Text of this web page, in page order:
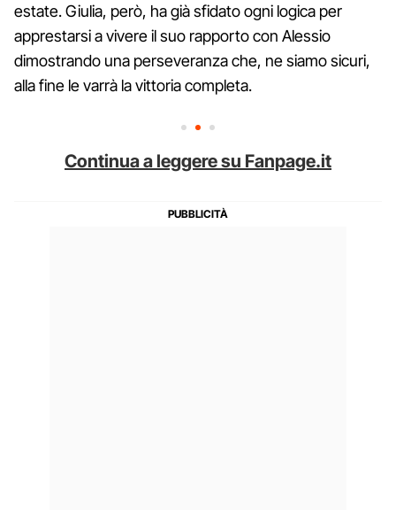
estate. Giulia, però, ha già sfidato ogni logica per
apprestarsi a vivere il suo rapporto con Alessio
dimostrando una perseveranza che, ne siamo sicuri,
alla fine le varrà la vittoria completa.
Continua a leggere su Fanpage.it